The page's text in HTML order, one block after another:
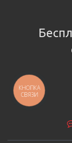
КНОПКА
СВЯЗИ